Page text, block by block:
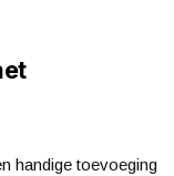
handige toevoeging